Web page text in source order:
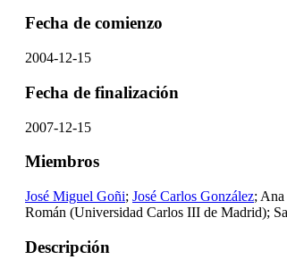
Fecha de comienzo
2004-12-15
Fecha de finalización
2007-12-15
Miembros
José Miguel Goñi; José Carlos González;
Román (Universidad Carlos III de Madrid);
Descripción